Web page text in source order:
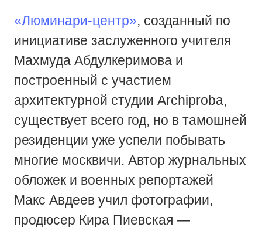
«Люминари-центр», созданный по
инициативе заслуженного учителя
Махмуда Абдулкеримова и
построенный с участием
архитектурной студии Archiproba,
существует всего год, но в тамошней
резиденции уже успели побывать
многие москвичи. Автор журнальных
обложек и военных репортажей
Макс Авдеев учил фотографии,
продюсер Кира Пиевская —